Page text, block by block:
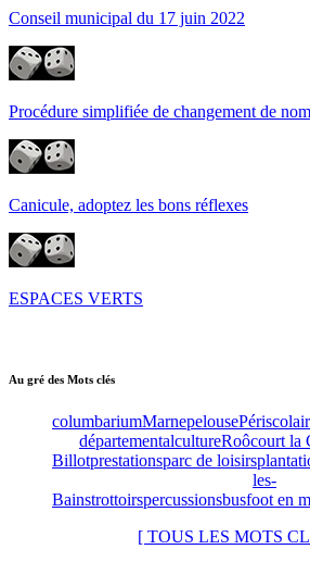
Conseil municipal du 17 juin 2022
Procédure simplifiée de changement de nom
Canicule, adoptez les bons réflexes
ESPACES VERTS
Au gré des Mots clés
columbariumMarnepelouse
départementalcultureRoôcourt la
Billotprestationsparc de loisirs
les-
Bainstrottoirspercussionsbusfoot en
[ TOUS LES MOTS